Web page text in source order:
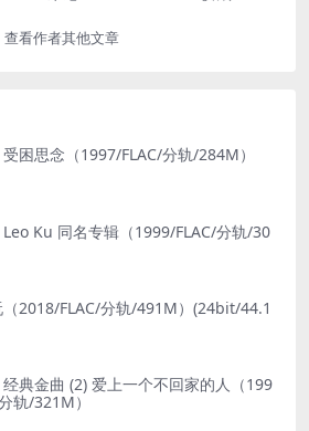
查看作者其他文章
困思念（1997/FLAC/分轨/284M）
Ku 同名专辑（1999/FLAC/分轨/30
2018/FLAC/分轨/491M）(24bit/44.1
典金曲 (2) 爱上一个不回家的人（199
轨/321M）